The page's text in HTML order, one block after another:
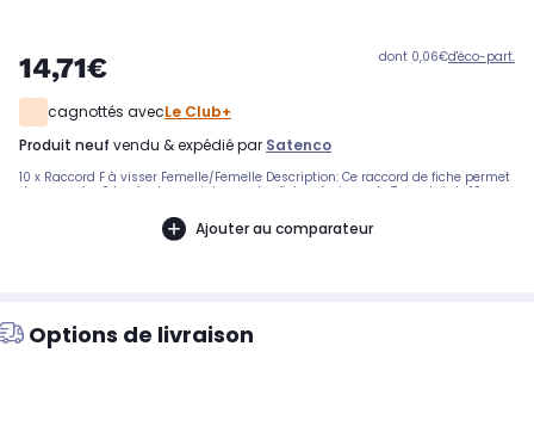
14,71€ dont 0,06€d'éco-part.
cagnottés avecLe Club+
produit neuf vendu & expédié par Satenco
10 x Raccord F à visser Femelle/Femelle Description: Ce raccord de fiche permet
de raccorder 2 bouts de coaxial avec des fiches à visser de 7 mm.Lot de 10
Ajouter au comparateur
Options de livraison